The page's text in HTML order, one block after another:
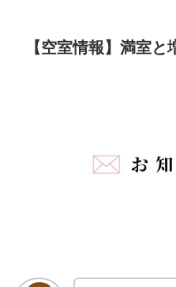
【空室情報】満室